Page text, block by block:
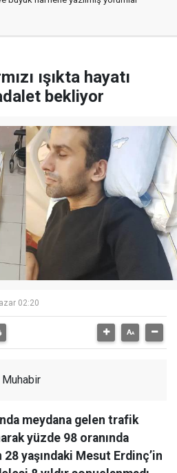
ışıkta hayatı
bekliyor
02:20
Muhabir
meydana gelen trafik
yüzde 98 oranında
yaşındaki Mesut Erdinç’in